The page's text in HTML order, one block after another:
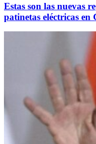
Estas son las nuevas
patinetas eléctricas en